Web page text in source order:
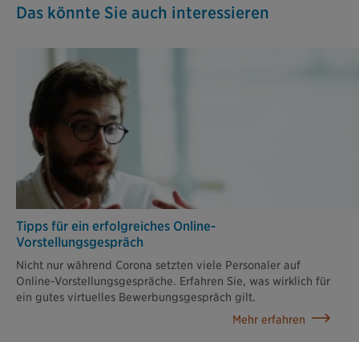
Das könnte Sie auch interessieren
Tipps für ein erfolgreiches Online-
Vorstellungsgespräch
Nicht nur während Corona setzten viele Personaler auf
Online-Vorstellungsgespräche. Erfahren Sie, was wirklich für
ein gutes virtuelles Bewerbungsgespräch gilt.
Mehr erfahren